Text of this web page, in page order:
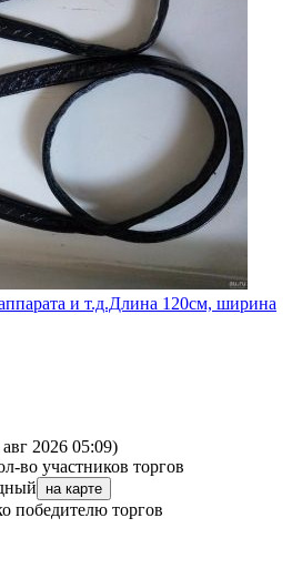
и т.д.Длина 120см, ширина
2026 05:09)
во участников торгов
на карте
победителю торгов